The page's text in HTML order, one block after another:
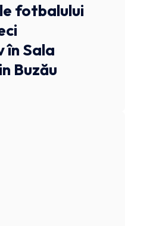
fotbalului
Sala
Buzău